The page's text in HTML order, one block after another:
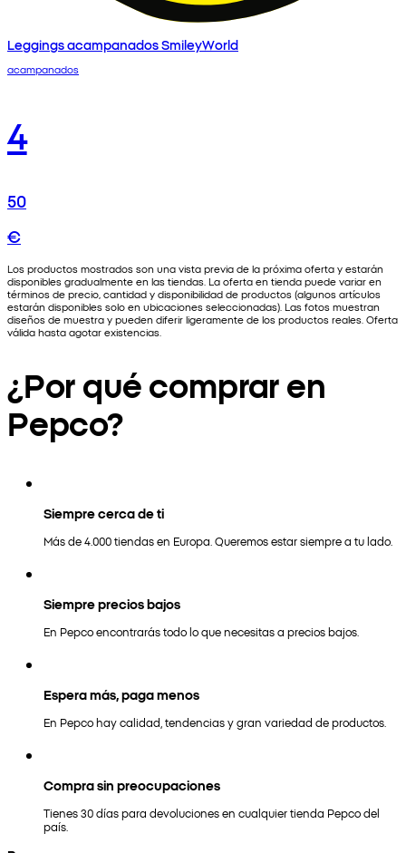
Leggings acampanados SmileyWorld
acampanados
4
50
€
Los productos mostrados son una vista previa de la próxima oferta y estarán
disponibles gradualmente en las tiendas. La oferta en tienda puede variar en
términos de precio, cantidad y disponibilidad de productos (algunos artículos
estarán disponibles solo en ubicaciones seleccionadas). Las fotos muestran
diseños de muestra y pueden diferir ligeramente de los productos reales. Oferta
válida hasta agotar existencias.
¿Por qué comprar en
Pepco?
Siempre cerca de ti
Más de 4.000 tiendas en Europa. Queremos estar siempre a tu lado.
Siempre precios bajos
En Pepco encontrarás todo lo que necesitas a precios bajos.
Espera más, paga menos
En Pepco hay calidad, tendencias y gran variedad de productos.
Compra sin preocupaciones
Tienes 30 días para devoluciones en cualquier tienda Pepco del
país.